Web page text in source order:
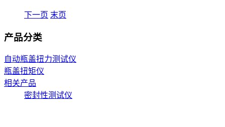
下一页 末页
产品分类
自动瓶盖扭力测试仪
瓶盖扭矩仪
相关产品
密封性测试仪